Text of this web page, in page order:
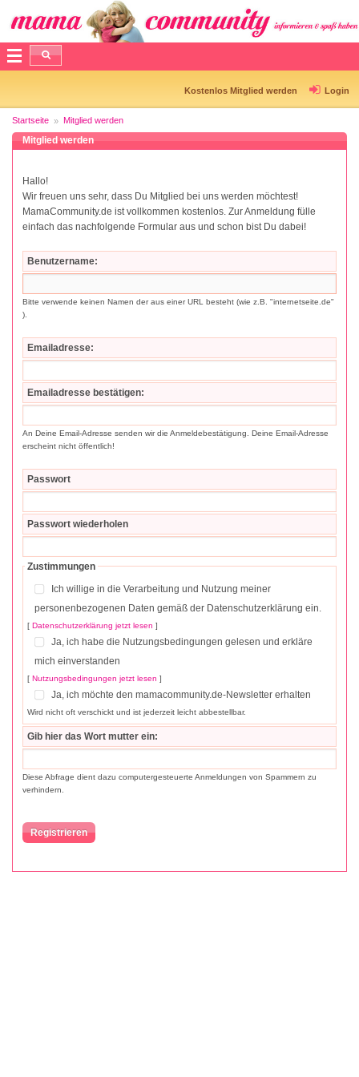
Kostenlos Mitglied werden Login
Startseite Mitglied werden
Mitglied werden
Hallo!
Wir freuen uns sehr, dass Du Mitglied bei uns werden möchtest!
MamaCommunity.de ist vollkommen kostenlos. Zur Anmeldung fülle
einfach das nachfolgende Formular aus und schon bist Du dabei!
Benutzername:
Bitte verwende keinen Namen der aus einer URL besteht (wie z.B. "internetseite.de"
).
Emailadresse:
Emailadresse bestätigen:
An Deine Email-Adresse senden wir die Anmeldebestätigung. Deine Email-Adresse
erscheint nicht öffentlich!
Passwort
Passwort wiederholen
Zustimmungen
Ich willige in die Verarbeitung und Nutzung meiner
personenbezogenen Daten gemäß der Datenschutzerklärung ein.
[ Datenschutzerklärung jetzt lesen ]
Ja, ich habe die Nutzungsbedingungen gelesen und erkläre
mich einverstanden
[ Nutzungsbedingungen jetzt lesen ]
Ja, ich möchte den mamacommunity.de-Newsletter erhalten
Wird nicht oft verschickt und ist jederzeit leicht abbestellbar.
Gib hier das Wort mutter ein:
Diese Abfrage dient dazu computergesteuerte Anmeldungen von Spammern zu
verhindern.